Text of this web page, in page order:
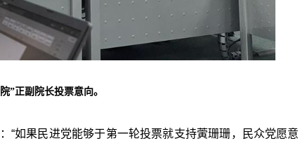
”正副院长投票意向。
“如果民进党能够于第一轮投票就支持蔩珊珊，民众党愿意